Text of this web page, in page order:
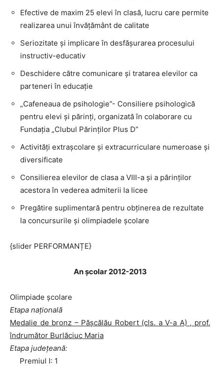
Efective de maxim 25 elevi în clasă, lucru care permite
realizarea unui învăţământ de calitate
Seriozitate şi implicare în desfăşurarea procesului
instructiv-educativ
Deschidere către comunicare şi tratarea elevilor ca
parteneri în educaţie
„Cafeneaua de psihologie”- Consiliere psihologică
pentru elevi şi părinţi, organizată în colaborare cu
Fundaţia „Clubul Părinţilor Plus D”
Activităţi extraşcolare şi extracurriculare numeroase şi
diversificate
Consilierea elevilor de clasa a VIII-a şi a părinţilor
acestora în vederea admiterii la licee
Pregătire suplimentară pentru obţinerea de rezultate
la concursurile şi olimpiadele şcolare
{slider PERFORMANȚE}
An școlar 2012-2013
Olimpiade școlare
Etapa națională
Medalie de bronz – Pășcălău Robert (cls. a V-a A) , prof.
îndrumător Burlăciuc Maria
Etapa județeană:
Premiul I: 1